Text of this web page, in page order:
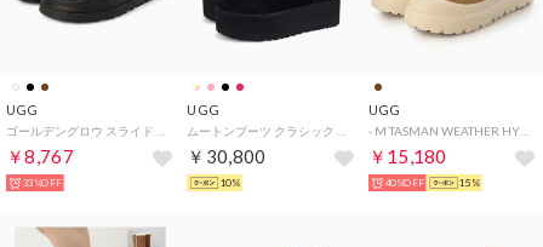
UGG
￥8,767
33%OFF
UGG
￥30,800
10%
UGG
- M TASMAN WEATHER HYBRID 【1144096-CWTC】 （chestnut / whitecap）
￥15,180
40%OFF 15%